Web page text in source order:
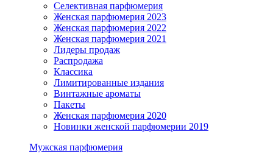
Селективная парфюмерия
Женская парфюмерия 2023
Женская парфюмерия 2022
Женская парфюмерия 2021
Лидеры продаж
Распродажа
Классика
Лимитированные издания
Винтажные ароматы
Пакеты
Женская парфюмерия 2020
Новинки женской парфюмерии 2019
Мужская парфюмерия